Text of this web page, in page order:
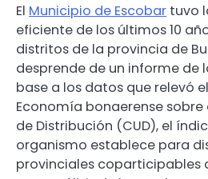
El Municipio de Escobar tuvo
eficiente de los últimos 10
distritos de la provincia de
desprende de un informe de
base a los datos que relevó
Economía bonaerense
de Distribución (CUD), el
organismo establece para
provinciales coparticipables